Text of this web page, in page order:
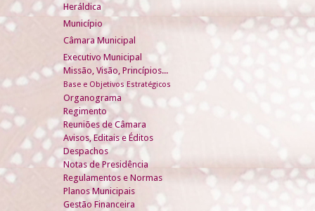
Heráldica
Município
Câmara Municipal
Executivo Municipal
Missão, Visão, Princípios...
Base e Objetivos Estratégicos
Organograma
Regimento
Reuniões de Câmara
Avisos, Editais e Éditos
Despachos
Notas de Presidência
Regulamentos e Normas
Planos Municipais
Gestão Financeira